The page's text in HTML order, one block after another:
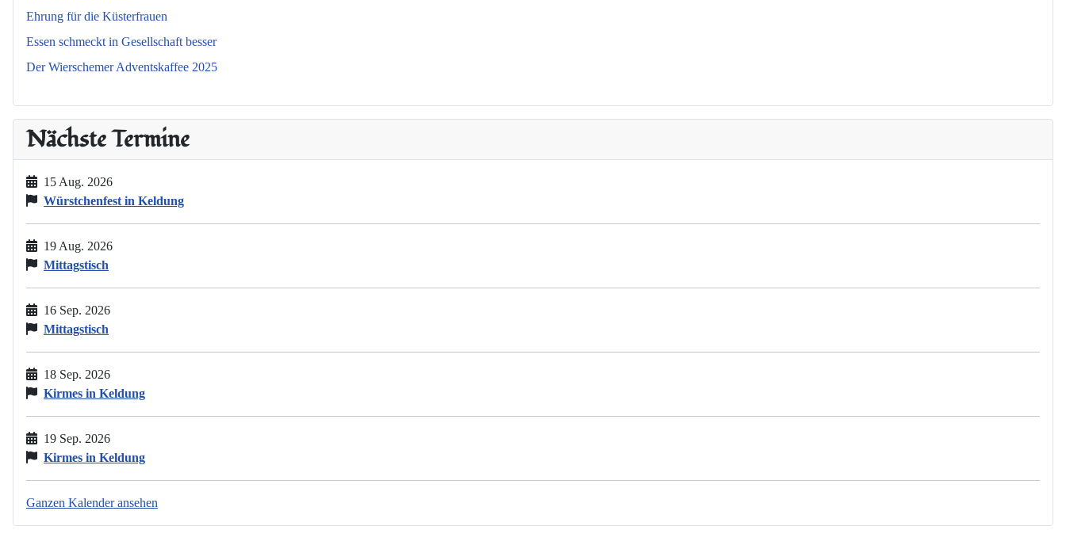
Ehrung für die Küsterfrauen
Essen schmeckt in Gesellschaft besser
Der Wierschemer Adventskaffee 2025
Nächste Termine
15 Aug. 2026
Würstchenfest in Keldung
19 Aug. 2026
Mittagstisch
16 Sep. 2026
Mittagstisch
18 Sep. 2026
Kirmes in Keldung
19 Sep. 2026
Kirmes in Keldung
Ganzen Kalender ansehen